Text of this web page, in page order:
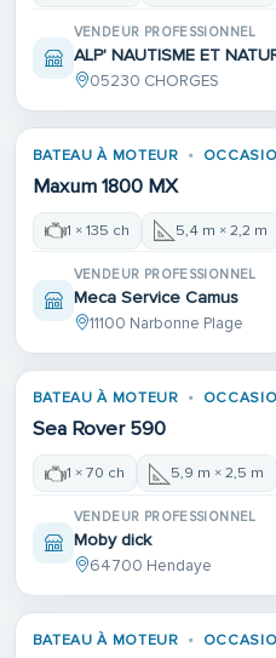
VENDEUR PROFESSIONNEL
ALP' NAUTISME ET
05230 CHORGES
BATEAU À MOTEUR
Maxum 1800 MX
1 × 135 ch 5,4 m × 2,2 m
VENDEUR PROFESSIONNEL
Meca Service Camus
11100 Narbonne Plage
BATEAU À MOTEUR
Sea Rover 590
1 × 70 ch 5,9 m × 2,5 m
VENDEUR PROFESSIONNEL
Moby dick
64700 Hendaye
BATEAU À MOTEUR